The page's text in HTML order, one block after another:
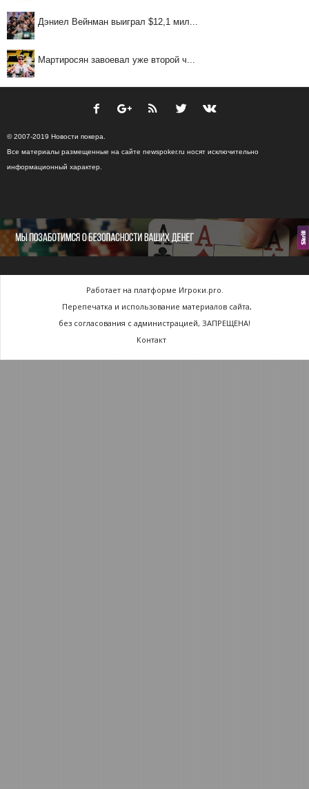
Дэниел Вейнман выиграл $12,1 мил...
Мартиросян завоевал уже второй ч...
© 2007-2019 Новости покера.
Все материалы размещенные на сайте newspoker.ru носят исключительно
информационный характер.
Работает на платформе Игроки.pro.
Перепечатка и использование материалов сайта,
без согласования с администрацией, ЗАПРЕЩЕНА!
Контакт